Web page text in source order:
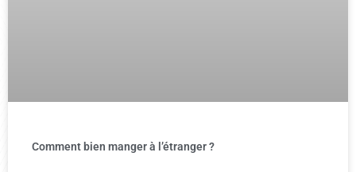
Comment bien manger à l’étranger ?